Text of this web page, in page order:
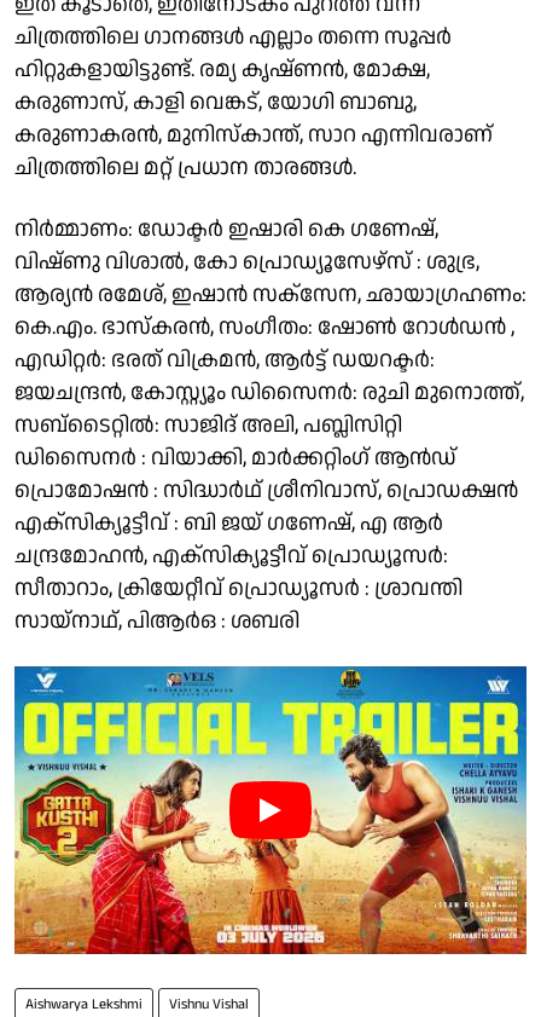
ചിത്രത്തിലെ ഗാനങ്ങള്‍ എല്ലാം തന്നെ സൂപ്പര്‍
ഹിറ്റുകളായിട്ടുണ്ട്. രമ്യ കൃഷ്ണന്‍, മോക്ഷ,
കരുണാസ്, കാളി വെങ്കട്, യോഗി ബാബു,
കരുണാകരന്‍, മുനിസ്‌കാന്ത്, സാറ എന്നിവരാണ്
ചിത്രത്തിലെ മറ്റ് പ്രധാന താരങ്ങള്‍.
നിര്‍മ്മാണം: ഡോക്ടര്‍ ഇഷാരി കെ ഗണേഷ്,
വിഷ്ണു വിശാല്‍, കോ പ്രൊഡ്യൂസേഴ്‌സ് : ശുഭ്ര,
ആര്യന്‍ രമേശ്, ഇഷാന്‍ സക്‌സേന, ഛായാഗ്രഹണം:
കെ.എം. ഭാസ്‌കരന്‍, സംഗീതം: ഷോണ്‍ റോള്‍ഡന്‍ ,
എഡിറ്റര്‍: ഭരത് വിക്രമന്‍, ആര്‍ട്ട് ഡയറക്ടര്‍:
ജയചന്ദ്രന്‍, കോസ്റ്റ്യൂം ഡിസൈനര്‍: രുചി മുനൊത്ത്,
സബ്‌ടൈറ്റില്‍: സാജിദ് അലി, പബ്ലിസിറ്റി
ഡിസൈനര്‍ : വിയാക്കി, മാര്‍ക്കറ്റിംഗ് ആന്‍ഡ്
പ്രൊമോഷന്‍ : സിദ്ധാര്‍ഥ് ശ്രീനിവാസ്, പ്രൊഡക്ഷന്‍
എക്‌സിക്യൂട്ടീവ് : ബി ജയ് ഗണേഷ്, എ ആര്‍
ചന്ദ്രമോഹന്‍, എക്‌സിക്യൂട്ടീവ് പ്രൊഡ്യൂസര്‍:
സീതാറാം, ക്രിയേറ്റീവ് പ്രൊഡ്യൂസര്‍ : ശ്രാവന്തി
സായ്നാഥ്, പിആര്‍ഒ : ശബരി
Aishwarya Lekshmi Vishnu Vishal